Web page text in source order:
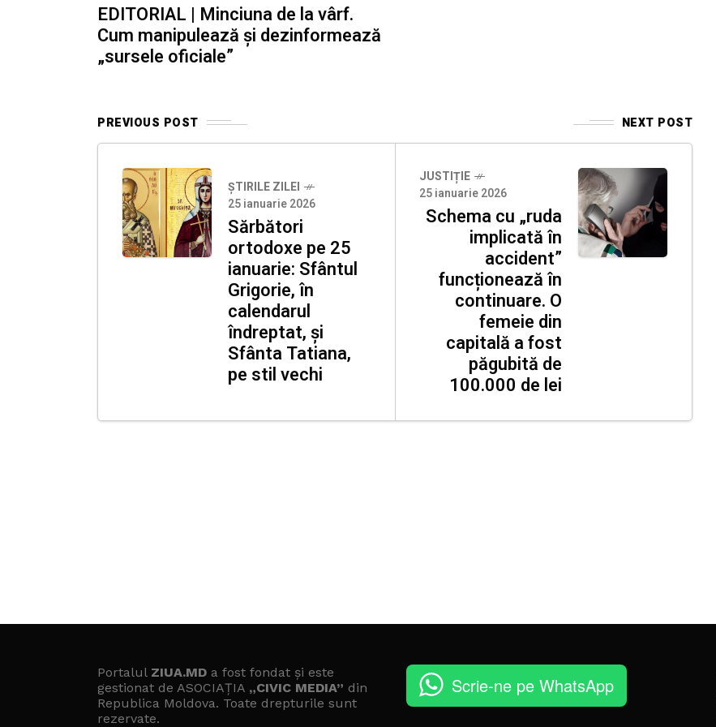
EDITORIAL | Minciuna de la vârf.
Cum manipulează și dezinformează
„sursele oficiale”
PREVIOUS POST NEXT POST
ȘTIRILE ZILEI
25 ianuarie 2026
Sărbători
ortodoxe pe 25
ianuarie: Sfântul
Grigorie, în
calendarul
îndreptat, și
Sfânta Tatiana,
pe stil vechi
JUSTIȚIE
25 ianuarie 2026
Schema cu „ruda
implicată în
accident”
funcționează în
continuare. O
femeie din
capitală a fost
păgubită de
100.000 de lei
Portalul ZIUA.MD a fost fondat și este
gestionat de ASOCIAȚIA „CIVIC MEDIA” din
Republica Moldova. Toate drepturile sunt
rezervate.
Scrie-ne pe WhatsApp